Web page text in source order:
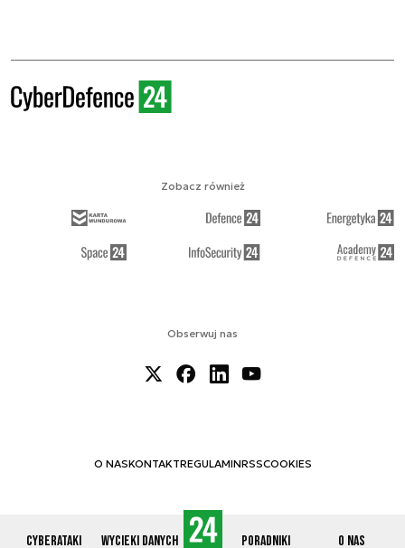
Cyberataki Wycieki danych Poradniki O nas
Obserwuj nas
O NASKONTAKTREGULAMINRSSCOOKIES
Zobacz również